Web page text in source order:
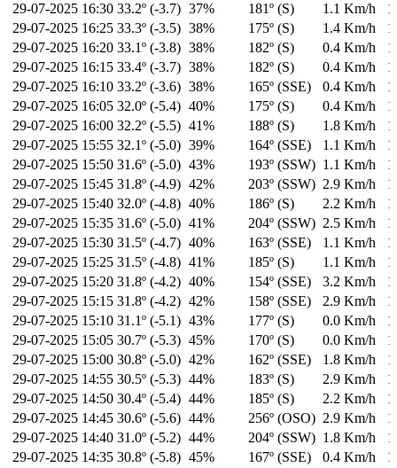
29-07-2025 16:30 33.2º (-3.7) 37% 181º (S) 1.1 Km/h
29-07-2025 16:25 33.3º (-3.5) 38% 175º (S) 1.4 Km/h
29-07-2025 16:20 33.1º (-3.8) 38% 182º (S) 0.4 Km/h
29-07-2025 16:15 33.4º (-3.7) 38% 182º (S) 0.4 Km/h
29-07-2025 16:10 33.2º (-3.6) 38% 165º (SSE) 0.4 Km/h
29-07-2025 16:05 32.0º (-5.4) 40% 175º (S) 0.4 Km/h
29-07-2025 16:00 32.2º (-5.5) 41% 188º (S) 1.8 Km/h
29-07-2025 15:55 32.1º (-5.0) 39% 164º (SSE) 1.1 Km/h
29-07-2025 15:50 31.6º (-5.0) 43% 193º (SSW) 1.1 Km/h
29-07-2025 15:45 31.8º (-4.9) 42% 203º (SSW) 2.9 Km/h
29-07-2025 15:40 32.0º (-4.8) 40% 186º (S) 2.2 Km/h
29-07-2025 15:35 31.6º (-5.0) 41% 204º (SSW) 2.5 Km/h
29-07-2025 15:30 31.5º (-4.7) 40% 163º (SSE) 1.1 Km/h
29-07-2025 15:25 31.5º (-4.8) 41% 185º (S) 1.1 Km/h
29-07-2025 15:20 31.8º (-4.2) 40% 154º (SSE) 3.2 Km/h
29-07-2025 15:15 31.8º (-4.2) 42% 158º (SSE) 2.9 Km/h
29-07-2025 15:10 31.1º (-5.1) 43% 177º (S) 0.0 Km/h
29-07-2025 15:05 30.7º (-5.3) 45% 170º (S) 0.0 Km/h
29-07-2025 15:00 30.8º (-5.0) 42% 162º (SSE) 1.8 Km/h
29-07-2025 14:55 30.5º (-5.3) 44% 183º (S) 2.9 Km/h
29-07-2025 14:50 30.4º (-5.4) 44% 185º (S) 2.2 Km/h
29-07-2025 14:45 30.6º (-5.6) 44% 256º (OSO) 2.9 Km/h
29-07-2025 14:40 31.0º (-5.2) 44% 204º (SSW) 1.8 Km/h
29-07-2025 14:35 30.8º (-5.8) 45% 167º (SSE) 0.4 Km/h